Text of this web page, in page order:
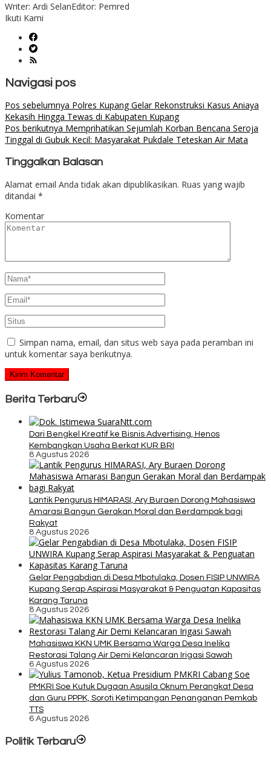
Writer: Ardi SelanEditor: Pemred
Ikuti Kami
Navigasi pos
Pos sebelumnya Polres Kupang Gelar Rekonstruksi Kasus Aniaya
Kekasih Hingga Tewas di Kabupaten Kupang
Pos berikutnya Memprihatikan Sejumlah Korban Bencana Seroja
Tinggal di Gubuk Kecil: Masyarakat Pukdale Teteskan Air Mata
Tinggalkan Balasan
Alamat email Anda tidak akan dipublikasikan. Ruas yang wajib
ditandai *
Komentar
Simpan nama, email, dan situs web saya pada peramban ini
untuk komentar saya berikutnya.
Berita Terbaru
Dari Bengkel Kreatif ke Bisnis Advertising, Henos
Kembangkan Usaha Berkat KUR BRI
8 Agustus 2026
Lantik Pengurus HIMARASI, Ary Buraen Dorong Mahasiswa
Amarasi Bangun Gerakan Moral dan Berdampak bagi
Rakyat
8 Agustus 2026
Gelar Pengabdian di Desa Mbotulaka, Dosen FISIP UNWIRA
Kupang Serap Aspirasi Masyarakat & Penguatan Kapasitas
Karang Taruna
8 Agustus 2026
Mahasiswa KKN UMK Bersama Warga Desa Inelika
Restorasi Talang Air Demi Kelancaran Irigasi Sawah
6 Agustus 2026
PMKRI Soe Kutuk Dugaan Asusila Oknum Perangkat Desa
dan Guru PPPK, Soroti Ketimpangan Penanganan Pemkab
TTS
6 Agustus 2026
Politik Terbaru